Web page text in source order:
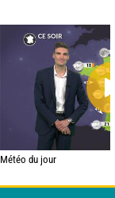
Météo du jour